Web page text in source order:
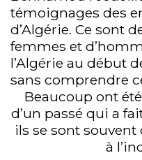
témoignages des
d’Algérie. Ce sont
femmes et
l’Algérie au début
sans comprendre
Beaucoup ont
d’un passé qui a
ils se sont
à